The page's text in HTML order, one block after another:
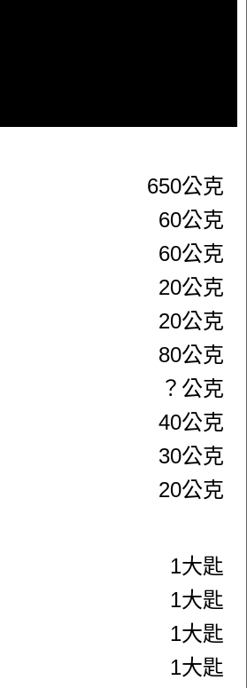
650公克
60公克
60公克
20公克
20公克
80公克
？公克
40公克
30公克
20公克
1大匙
1大匙
1大匙
1大匙